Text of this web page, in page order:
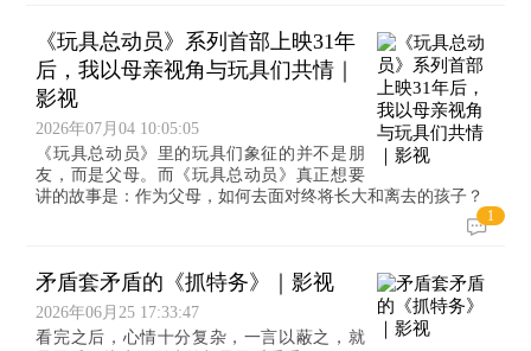
《玩具总动员》系列首部上映31年
后，我以母亲视角与玩具们共情｜
影视
2026年07月04 10:05:05
《玩具总动员》里的玩具们象征的并不是朋
友，而是父母。而《玩具总动员》真正想要
讲的故事是：作为父母，如何去面对终将长大和离去的孩子？
1
矛盾套矛盾的《抓特务》｜影视
2026年06月25 17:33:47
看完之后，心情十分复杂，一言以蔽之，就